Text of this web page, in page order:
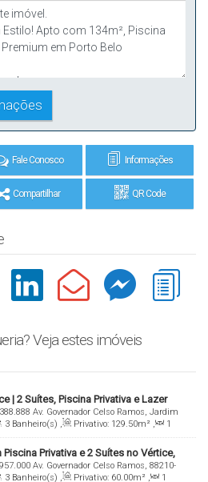
Fale Conosco Informações
Compartilhar QR Code
Veja estes imóveis
| 2 Suítes, Piscina Privativa e Lazer
BeloAv. Governador Celso Ramos, Jardim
000, Jardim dourado, Porto Belo, Santa
3 Banheiro(s) , Privativo: 129.50m² ,
1
, Total: 129.50m²
Privativa e 2 Suítes no Vértice,
Av. Governador Celso Ramos, 88210-
3 Banheiro(s) , Privativo: 60.00m² ,
1